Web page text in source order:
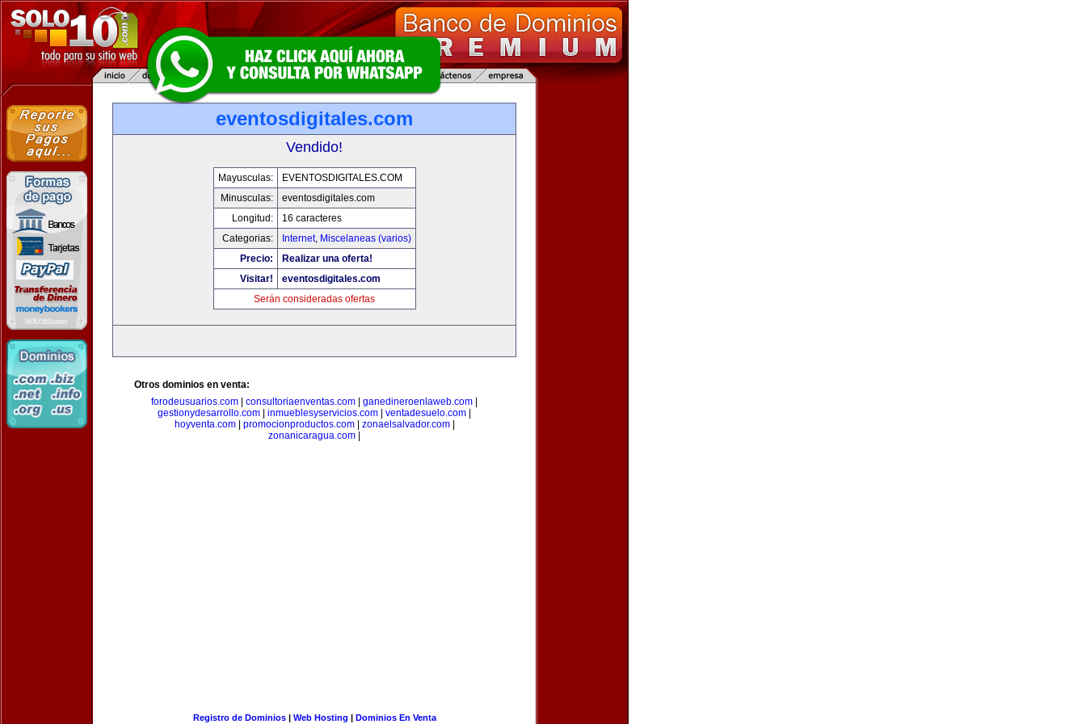
eventosdigitales.com
Vendido!
Mayusculas:
EVENTOSDIGITALES.COM
Minusculas:
eventosdigitales.com
Longitud:
16 caracteres
Categorias:
Internet, Miscelaneas (varios)
Precio:
Realizar una oferta!
Visitar!
eventosdigitales.com
Serán consideradas ofertas
Otros dominios en venta:
forodeusuarios.com
consultoriaenventas.com ganedineroenlaweb.com
gestionydesarrollo.com
inmueblesyservicios.com ventadesuelo.com
hoyventa.com| promocionproductos.com| zonaelsalvador.com|
zonanicaragua.com
Registro de Dominios| Web Hosting | Dominios En Venta